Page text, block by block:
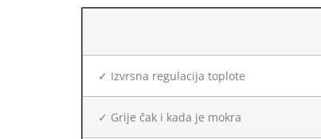
✓ Izvrsna regulacija toplote
✓ Grije čak i kada je mokra